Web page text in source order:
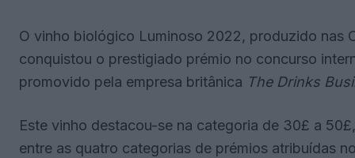
O vinho biológico Luminoso 2022, produzido nas
conquistou o prestigiado prémio no concurso
promovido pela empresa britânica The Drinks
Este vinho destacou-se na categoria de 30£ a
entre as quatro categorias de prémios atribuídas